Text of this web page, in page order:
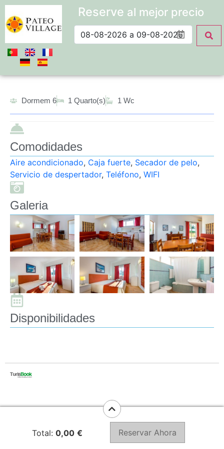
Reserve al mejor precio
Dormem 6 1 Quarto(s) 1 Wc
Comodidades
Aire acondicionado, Caja fuerte, Secador de pelo,
Servicio de despertador, Teléfono, WIFI
Galeria
Disponibilidades
Total:0,00 € Reservar Ahora